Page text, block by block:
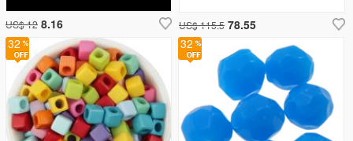
32
US$ 12 8.16
32
US$ 115.5 78.55